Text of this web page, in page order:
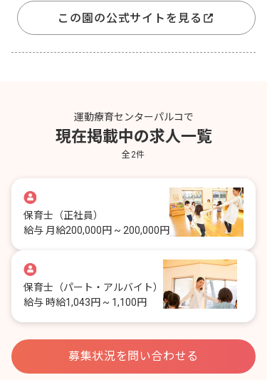
この園の公式サイトを見る
運動療育センターパルコで
現在掲載中の求人一覧
全2件
保育士 （正社員）
給与 月給200,000円 ~ 200,000円
保育士 （パート・アルバイト）
給与時給1,043円 ~ 1,100円
募集状況を問い合わせる